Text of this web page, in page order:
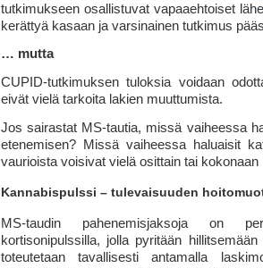
tutkimukseen osallistuvat vapaaehtoiset
kerättyä kasaan ja varsinainen tutkimus
… mutta
CUPID-tutkimuksen tuloksia voidaan
eivät vielä tarkoita lakien muuttumista.
Jos sairastat MS-tautia, missä vaiheessa
etenemisen? Missä vaiheessa haluaisit
vaurioista voisivat vielä osittain tai kokonaan
Kannabispulssi – tulevaisuuden
MS-taudin pahenemisjaksoja on
kortisonipulssilla, jolla pyritään
toteutetaan tavallisesti antamalla